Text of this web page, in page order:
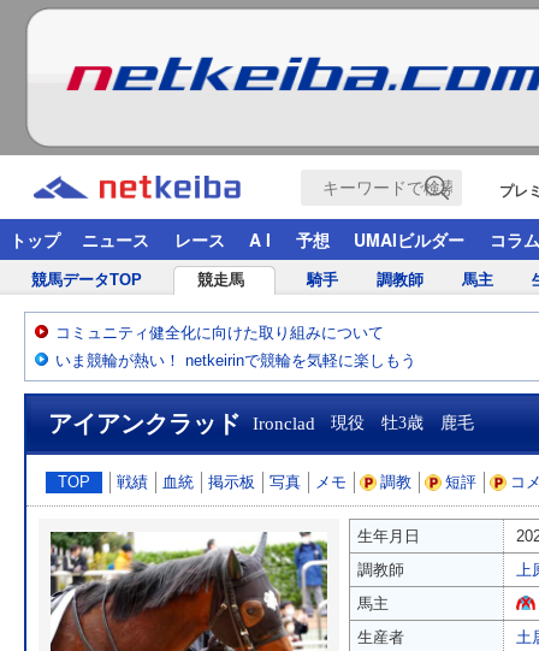
プレ
トップ ニュース レース A I 予想 UMAIビルダー コラム
競馬データTOP 競走馬 騎手 調教師 馬主
コミュニティ健全化に向けた取り組みについて
いま競輪が熱い！ netkeirinで競輪を気軽に楽しもう
アイアンクラッド Ironclad 現役 牡3歳 鹿毛
TOP 戦績 血統 掲示板 写真 メモ 調教 短評 コ
生年月日
調教師
上
馬主
生産者
土